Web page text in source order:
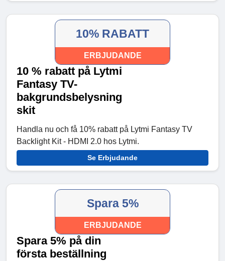
10% RABATT
ERBJUDANDE
10 % rabatt på Lytmi
Fantasy TV-
bakgrundsbelysning
skit
Handla nu och få 10% rabatt på Lytmi Fantasy TV
Backlight Kit - HDMI 2.0 hos Lytmi.
Se Erbjudande
Spara 5%
ERBJUDANDE
Spara 5% på din
första beställning